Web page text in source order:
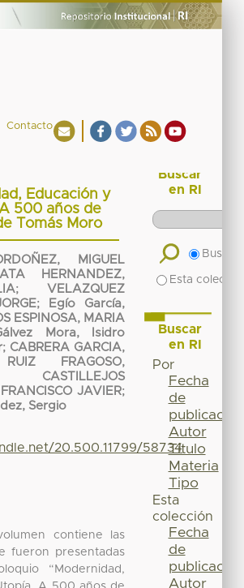
Contacto
Educación y
500 años de
Tomás Moro
MIGUEL
HERNANDEZ,
; VELAZQUEZ
;
Egío García,
ESPINOSA, MARIA
Mora, Isidro
; CABRERA GARCIA,
RUIZ FRAGOSO,
CASTILLEJOS
JAVIER;
Sergio
20.500.11799/58734
contiene las
fueron presentadas
“Modernidad,
Buscar
en RI
Buscar
Esta
Buscar
en RI
Por
Fecha
de
publicación
Autor
Título
Materia
Tipo
Esta
colección
Fecha
de
publicación
Autor